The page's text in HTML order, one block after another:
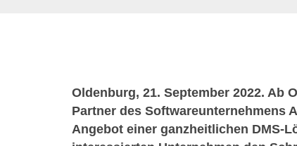
Oldenburg, 21. September 2022. Ab
Partner des Softwareunternehmens
Angebot einer ganzheitlichen DMS-